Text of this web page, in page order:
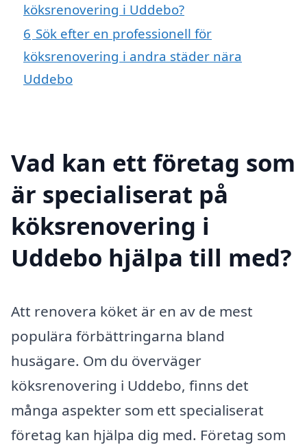
köksrenovering i Uddebo?
6 Sök efter en professionell för
köksrenovering i andra städer nära
Uddebo
Vad kan ett företag som
är specialiserat på
köksrenovering i
Uddebo hjälpa till med?
Att renovera köket är en av de mest
populära förbättringarna bland
husägare. Om du överväger
köksrenovering i Uddebo, finns det
många aspekter som ett specialiserat
företag kan hjälpa dig med. Företag som